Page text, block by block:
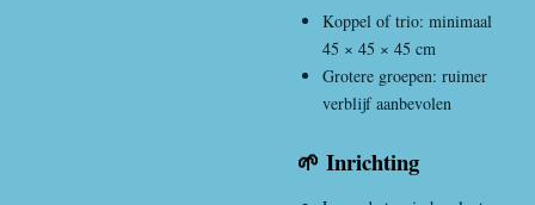
Koppel of trio: minimaal
45 × 45 × 45 cm
Grotere groepen: ruimer
verblijf aanbevolen
🌱 Inrichting